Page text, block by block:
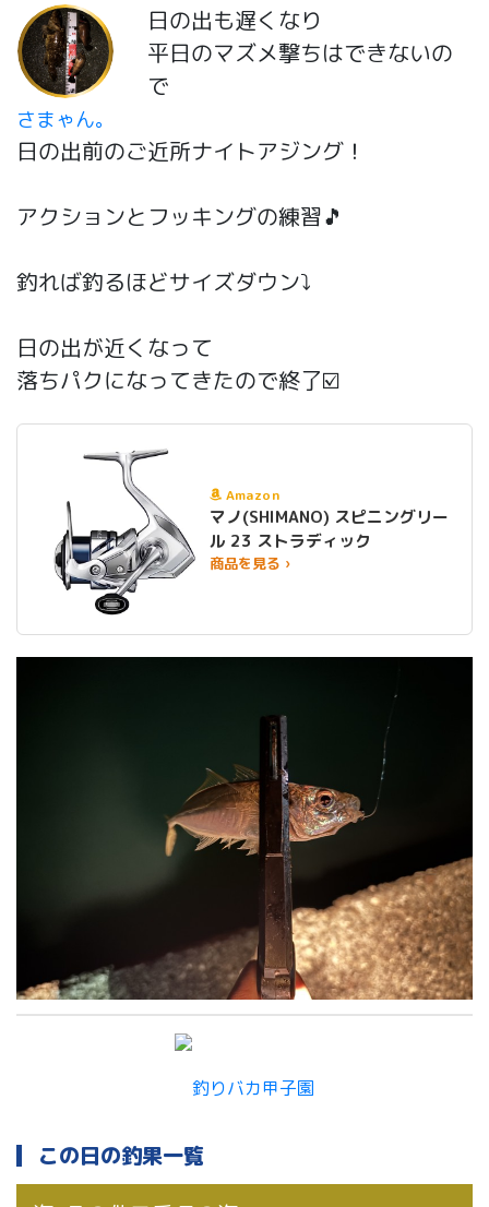
さまゃん。
日の出も遅くなり
平日のマズメ撃ちはできないの
で
日の出前のご近所ナイトアジング！
アクションとフッキングの練習🎵
釣れば釣るほどサイズダウン⤵️
日の出が近くなって
落ちパクになってきたので終了☑️
Amazon
マノ(SHIMANO) スピニングリー
ル 23 ストラディック
商品を見る ›
この日の釣果一覧